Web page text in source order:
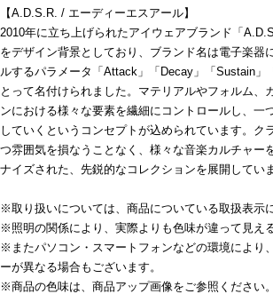
【A.D.S.R. / エーディーエスアール】
2010年に立ち上げられたアイウェアブランド「
をデザイン背景としており、ブランド名は電子楽器
ルするパラメータ「Attack」「Decay」「Sustain」
とって名付けられました。マテリアルやフォルム、
ンにおける様々な要素を繊細にコントロールし、一
していくというコンセプトが込められています。ク
つ雰囲気を損なうことなく、様々な音楽カルチャー
ナイズされた、先鋭的なコレクションを展開していま
※取り扱いについては、商品についている取扱表示
※照明の関係により、実際よりも色味が違って見え
※またパソコン・スマートフォンなどの環境により
ーが異なる場合もございます。
※商品の色味は、商品アップ画像をご参照ください